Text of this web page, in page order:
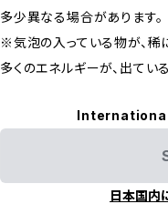
多少異なる場合があります。
※気泡の入っている物が、稀
多くのエネルギーが、出てい
日本国内